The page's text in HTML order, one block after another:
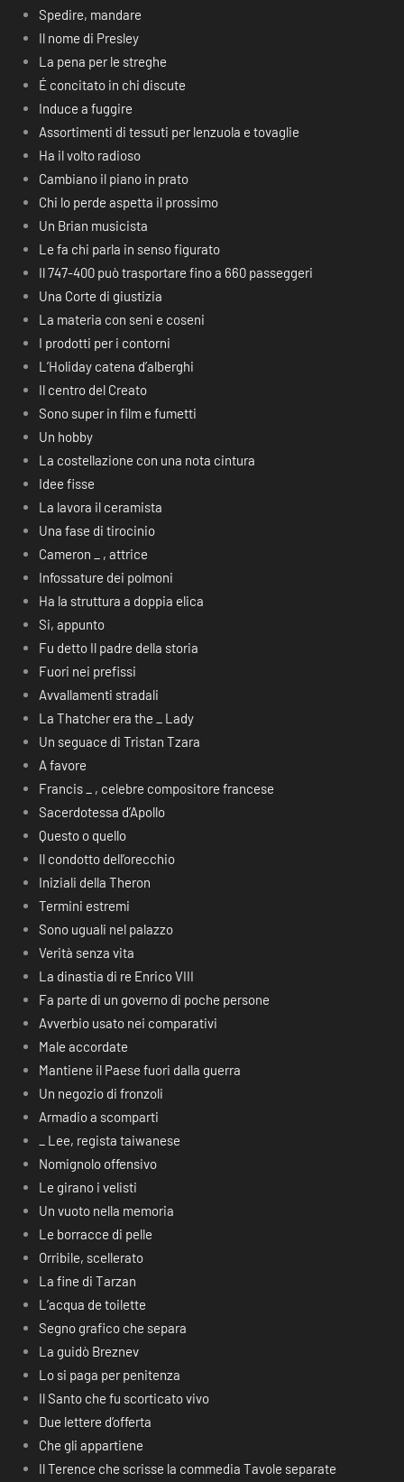
Spedire, mandare
Il nome di Presley
La pena per le streghe
É concitato in chi discute
Induce a fuggire
Assortimenti di tessuti per lenzuola e tovaglie
Ha il volto radioso
Cambiano il piano in prato
Chi lo perde aspetta il prossimo
Un Brian musicista
Le fa chi parla in senso figurato
Il 747-400 può trasportare fino a 660 passeggeri
Una Corte di giustizia
La materia con seni e coseni
I prodotti per i contorni
L’Holiday catena d’alberghi
Il centro del Creato
Sono super in film e fumetti
Un hobby
La costellazione con una nota cintura
Idee fisse
La lavora il ceramista
Una fase di tirocinio
Cameron _ , attrice
Infossature dei polmoni
Ha la struttura a doppia elica
Si, appunto
Fu detto Il padre della storia
Fuori nei prefissi
Avvallamenti stradali
La Thatcher era the _ Lady
Un seguace di Tristan Tzara
A favore
Francis _ , celebre compositore francese
Sacerdotessa d’Apollo
Questo o quello
Il condotto dell’orecchio
Iniziali della Theron
Termini estremi
Sono uguali nel palazzo
Verità senza vita
La dinastia di re Enrico VIII
Fa parte di un governo di poche persone
Avverbio usato nei comparativi
Male accordate
Mantiene il Paese fuori dalla guerra
Un negozio di fronzoli
Armadio a scomparti
_ Lee, regista taiwanese
Nomignolo offensivo
Le girano i velisti
Un vuoto nella memoria
Le borracce di pelle
Orribile, scellerato
La fine di Tarzan
L’acqua de toilette
Segno grafico che separa
La guidò Breznev
Lo si paga per penitenza
Il Santo che fu scorticato vivo
Due lettere d’offerta
Che gli appartiene
Il Terence che scrisse la commedia Tavole separate